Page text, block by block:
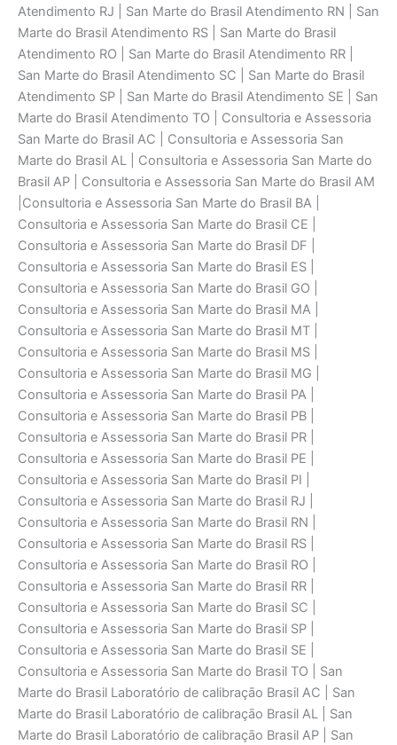
Atendimento RJ | San Marte do Brasil Atendimento RN | San
Marte do Brasil Atendimento RS | San Marte do Brasil
Atendimento RO | San Marte do Brasil Atendimento RR |
San Marte do Brasil Atendimento SC | San Marte do Brasil
Atendimento SP | San Marte do Brasil Atendimento SE | San
Marte do Brasil Atendimento TO | Consultoria e Assessoria
San Marte do Brasil AC | Consultoria e Assessoria San
Marte do Brasil AL | Consultoria e Assessoria San Marte do
Brasil AP | Consultoria e Assessoria San Marte do Brasil AM
|Consultoria e Assessoria San Marte do Brasil BA |
Consultoria e Assessoria San Marte do Brasil CE |
Consultoria e Assessoria San Marte do Brasil DF |
Consultoria e Assessoria San Marte do Brasil ES |
Consultoria e Assessoria San Marte do Brasil GO |
Consultoria e Assessoria San Marte do Brasil MA |
Consultoria e Assessoria San Marte do Brasil MT |
Consultoria e Assessoria San Marte do Brasil MS |
Consultoria e Assessoria San Marte do Brasil MG |
Consultoria e Assessoria San Marte do Brasil PA |
Consultoria e Assessoria San Marte do Brasil PB |
Consultoria e Assessoria San Marte do Brasil PR |
Consultoria e Assessoria San Marte do Brasil PE |
Consultoria e Assessoria San Marte do Brasil PI |
Consultoria e Assessoria San Marte do Brasil RJ |
Consultoria e Assessoria San Marte do Brasil RN |
Consultoria e Assessoria San Marte do Brasil RS |
Consultoria e Assessoria San Marte do Brasil RO |
Consultoria e Assessoria San Marte do Brasil RR |
Consultoria e Assessoria San Marte do Brasil SC |
Consultoria e Assessoria San Marte do Brasil SP |
Consultoria e Assessoria San Marte do Brasil SE |
Consultoria e Assessoria San Marte do Brasil TO | San
Marte do Brasil Laboratório de calibraçāo Brasil AC | San
Marte do Brasil Laboratório de calibraçāo Brasil AL | San
Marte do Brasil Laboratório de calibraçāo Brasil AP | San